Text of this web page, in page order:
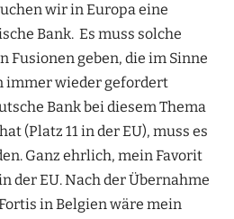
wir in Europa eine
Bank. Es muss solche
Fusionen geben, die im Sinne
wieder gefordert
Bank bei diesem Thema
(Platz 11 in der EU), muss es
Ganz ehrlich, mein Favorit
der EU. Nach der Übernahme
in Belgien wäre mein